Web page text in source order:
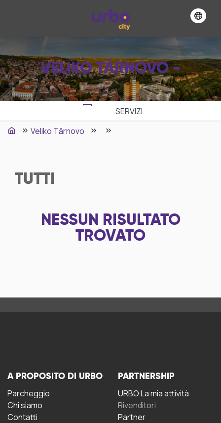
VELIKO TĂRNOVO -
SERVIZI
Veliko Tărnovo
TUTTI
NESSUN RISULTATO
TROVATO
A PROPOSITO DI URBO
Parcheggio
Chi siamo
Contatti
PARTNERSHIP
URBO La mia attività
Rivenditori
Partner